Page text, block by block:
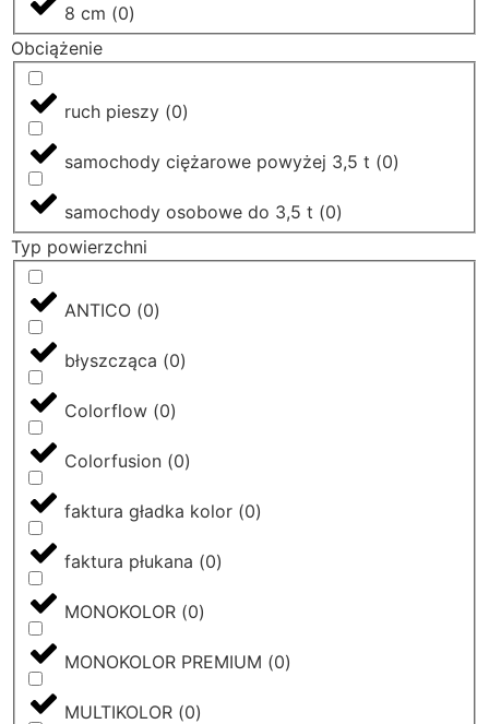
8 cm (0)
Obciążenie
ruch pieszy (0)
samochody ciężarowe powyżej 3,5 t (0)
samochody osobowe do 3,5 t (0)
Typ powierzchni
ANTICO (0)
błyszcząca (0)
Colorflow (0)
Colorfusion (0)
faktura gładka kolor (0)
faktura płukana (0)
MONOKOLOR (0)
MONOKOLOR PREMIUM (0)
MULTIKOLOR (0)